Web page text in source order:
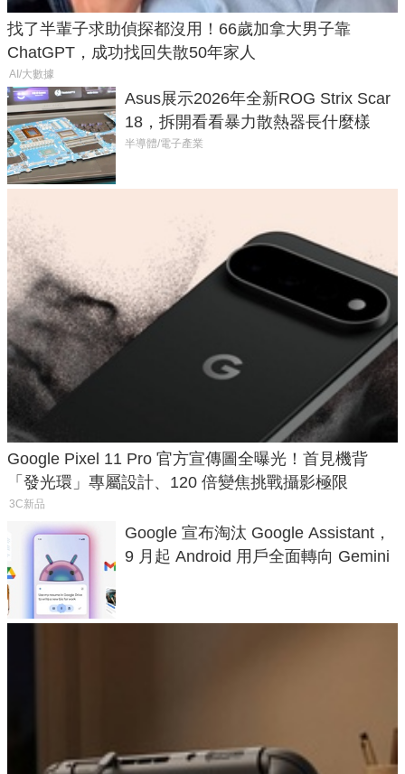
找了半輩子求助偵探都沒用！66歲加拿大男子靠
ChatGPT，成功找回失散50年家人
AI/大數據
Asus展示2026年全新ROG Strix Scar
18，拆開看看暴力散熱器長什麼樣
半導體/電子產業
Google Pixel 11 Pro 官方宣傳圖全曝光！首見機背
「發光環」專屬設計、120 倍變焦挑戰攝影極限
3C新品
Google 宣布淘汰 Google Assistant，
9 月起 Android 用戶全面轉向 Gemini